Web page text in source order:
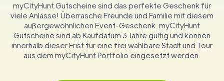
myCityHunt Gutscheine sind das perfekte Geschenk für
viele Anlässe! Überrasche Freunde und Familie mit diesem
außergewöhnlichen Event-Geschenk. myCityHunt
Gutscheine sind ab Kaufdatum 3 Jahre gültig und können
innerhalb dieser Frist für eine frei wählbare Stadt und Tour
aus dem myCityHunt Portfolio eingesetzt werden.